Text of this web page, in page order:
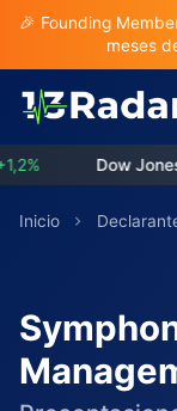
🎉 Founding
meses
Dow Jones:
Inicio